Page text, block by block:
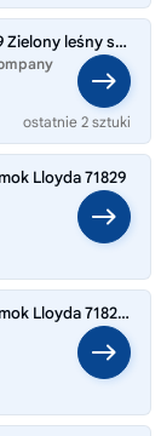
KLOCKI LEGO NINJAGO 71829 Zielony leśny smok Lloyda
ostatnie 2 sztuki
Lloyda 71829
LEGO Ninjago Zielony leśny smok Lloyda 71829 LEGO